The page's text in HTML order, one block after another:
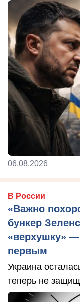
06.08.2026
В России
«Важно
бункер
«верхушку» —
первым
Украина
теперь не